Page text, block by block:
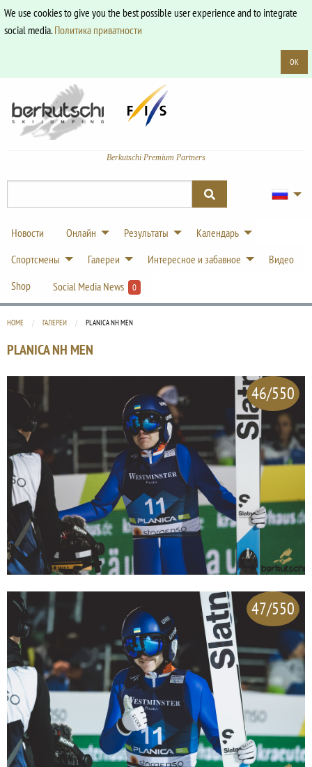
We use cookies to give you the best possible user experience and to integrate
social media.Политика приватности
OK
Berkutschi Premium Partners
Новости Онлайн Результаты
Календарь
Спортсмены
Галереи Интересное и забавное
Видео
Shop
Social Media News 0
HOME ГАЛЕРЕИ CURRENT:
PLANICA NH MEN
PLANICA NH MEN
46/550
47/550